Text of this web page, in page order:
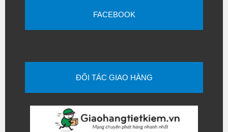
FACEBOOK
ĐỐI TÁC GIAO HÀNG